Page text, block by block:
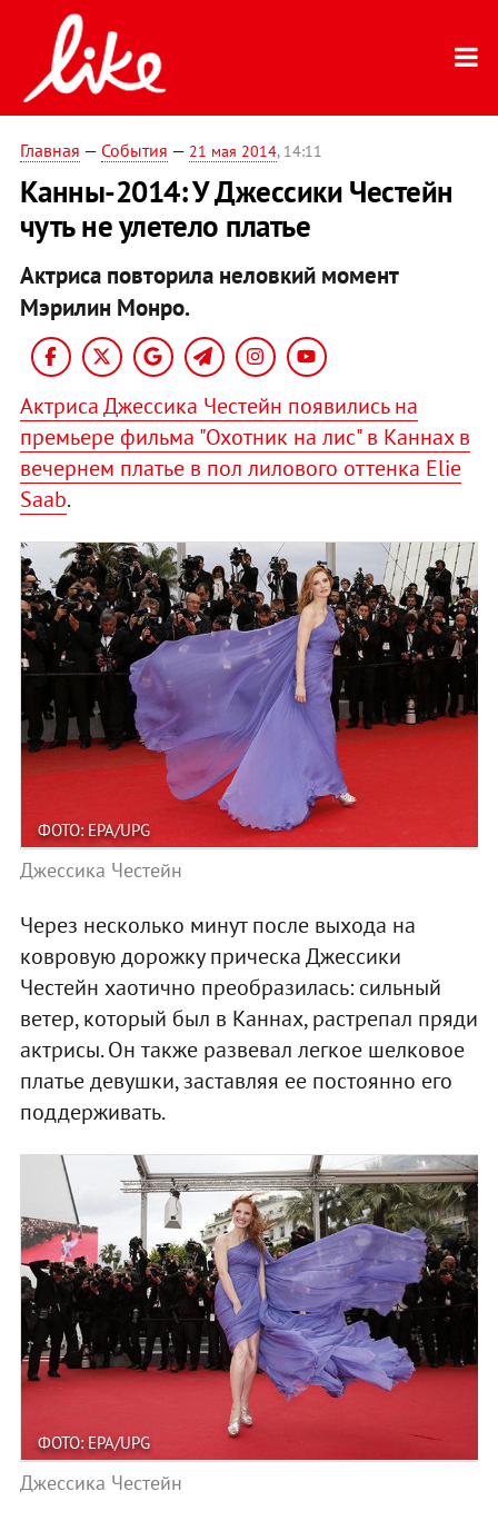
Главная — События — 21 мая 2014, 14:11
Канны-2014: У Джессики Честейн
чуть не улетело платье
Актриса повторила неловкий момент
Мэрилин Монро.
Актриса Джессика Честейн появились на
премьере фильма "Охотник на лис" в Каннах в
вечернем платье в пол лилового оттенка Elie
Saab.
ФОТО: EPA/UPG
Джессика Честейн
Через несколько минут после выхода на
ковровую дорожку прическа Джессики
Честейн хаотично преобразилась: сильный
ветер, который был в Каннах, растрепал пряди
актрисы. Он также развевал легкое шелковое
платье девушки, заставляя ее постоянно его
поддерживать.
ФОТО: EPA/UPG
Джессика Честейн